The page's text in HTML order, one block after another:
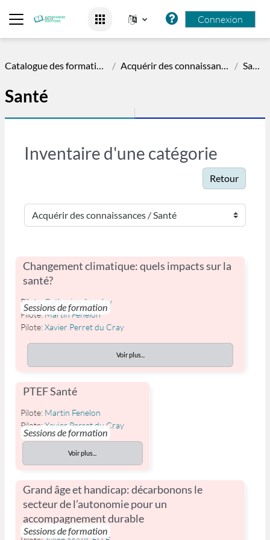
Connexion
Catalogue des formations Acquérir des connaissances Santé
Santé
Inventaire d'une catégorie
Retour
Catégories de cours
Changement climatique: quels impacts sur la
santé?
Sessions de formation
Pilote: Catherine Azoulay
Pilote:Martin Fenelon
Pilote:Xavier Perret du Cray
Voir plus...
PTEF Santé
Sessions de formation
Pilote: Martin Fenelon
Pilote:Xavier Perret du Cray
Voir plus...
Grand âge et handicap: décarbonons le
secteur de l’autonomie pour un
accompagnement durable
Sessions de formation